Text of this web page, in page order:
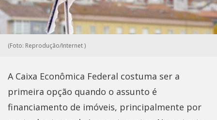
(Foto: Reprodução/Internet )
A Caixa Econômica Federal costuma ser a
primeira opção quando o assunto é
financiamento de imóveis, principalmente por